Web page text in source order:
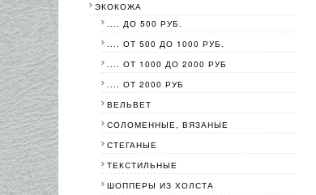
ЭКОКОЖА
.... ДО 500 РУБ.
.... ОТ 500 ДО 1000 РУБ.
.... ОТ 1000 ДО 2000 РУБ
.... ОТ 2000 РУБ
ВЕЛЬВЕТ
СОЛОМЕННЫЕ, ВЯЗАНЫЕ
СТЕГАНЫЕ
ТЕКСТИЛЬНЫЕ
ШОППЕРЫ ИЗ ХОЛСТА